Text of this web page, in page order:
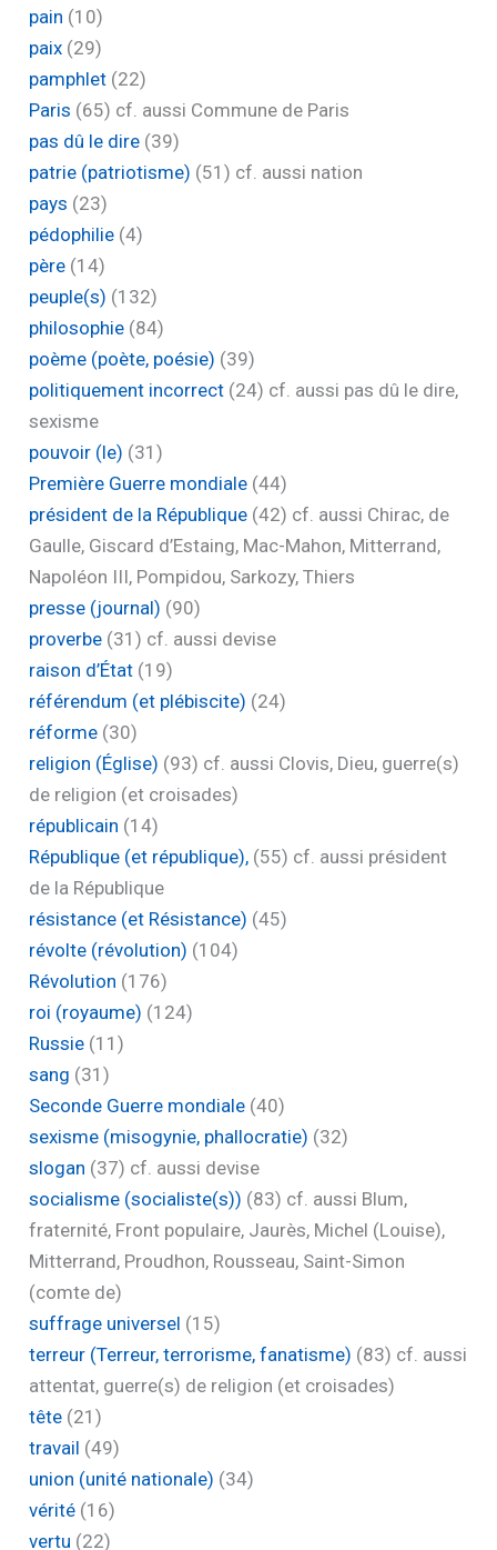
pain (10)
paix (29)
pamphlet (22)
Paris (65) cf. aussi Commune de Paris
pas dû le dire (39)
patrie (patriotisme) (51) cf. aussi nation
pays (23)
pédophilie (4)
père (14)
peuple(s) (132)
philosophie (84)
poème (poète, poésie) (39)
politiquement incorrect (24) cf. aussi pas dû le dire,
sexisme
pouvoir (le) (31)
Première Guerre mondiale (44)
président de la République (42) cf. aussi Chirac, de
Gaulle, Giscard d’Estaing, Mac-Mahon, Mitterrand,
Napoléon III, Pompidou, Sarkozy, Thiers
presse (journal) (90)
proverbe (31) cf. aussi devise
raison d’État (19)
référendum (et plébiscite) (24)
réforme (30)
religion (Église) (93) cf. aussi Clovis, Dieu, guerre(s)
de religion (et croisades)
républicain (14)
République (et république), (55) cf. aussi président
de la République
résistance (et Résistance) (45)
révolte (révolution) (104)
Révolution (176)
roi (royaume) (124)
Russie (11)
sang (31)
Seconde Guerre mondiale (40)
sexisme (misogynie, phallocratie) (32)
slogan (37) cf. aussi devise
socialisme (socialiste(s)) (83) cf. aussi Blum,
fraternité, Front populaire, Jaurès, Michel (Louise),
Mitterrand, Proudhon, Rousseau, Saint-Simon
(comte de)
suffrage universel (15)
terreur (Terreur, terrorisme, fanatisme) (83) cf. aussi
attentat, guerre(s) de religion (et croisades)
tête (21)
travail (49)
union (unité nationale) (34)
vérité (16)
vertu (22)